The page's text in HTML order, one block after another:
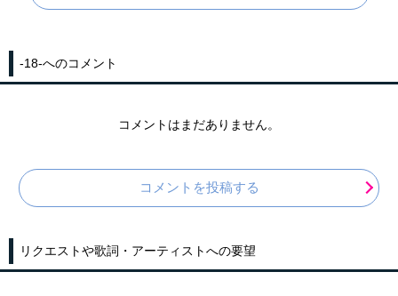
-18-へのコメント
コメントはまだありません。
コメントを投稿する
リクエストや歌詞・アーティストへの要望